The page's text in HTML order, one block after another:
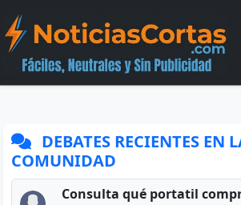
DEBATES RECIENTES EN
COMUNIDAD
Consulta qué portatil